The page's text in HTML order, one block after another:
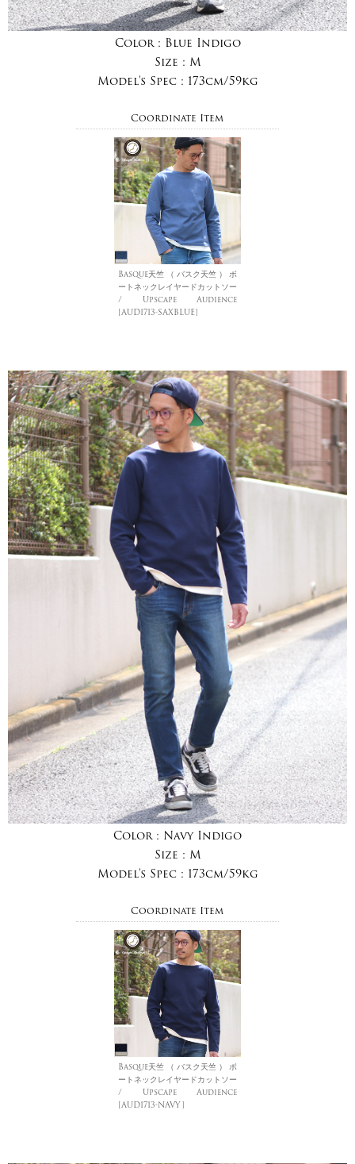
Color : Blue Indigo
Size : M
Model's Spec : 173cm/59kg
Coordinate Item
Basque天竺 （ バスク天竺 ） ボ
ートネックレイヤードカットソー
/ Upscape Audience
[AUD1713-SAXBLUE]
Color : Navy Indigo
Size : M
Model's Spec : 173cm/59kg
Coordinate Item
Basque天竺 （ バスク天竺 ） ボ
ートネックレイヤードカットソー
/ Upscape Audience
[AUD1713-NAVY]